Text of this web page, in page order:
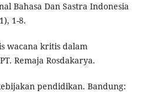
Bahasa Dan Sastra Indonesia
1-8.
wacana kritis dalam
Remaja Rosdakarya.
pendidikan. Bandung: